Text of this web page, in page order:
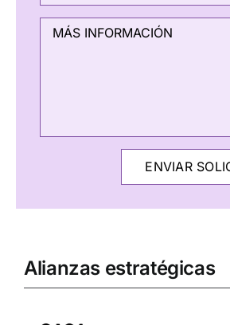
Alianzas estratégicas